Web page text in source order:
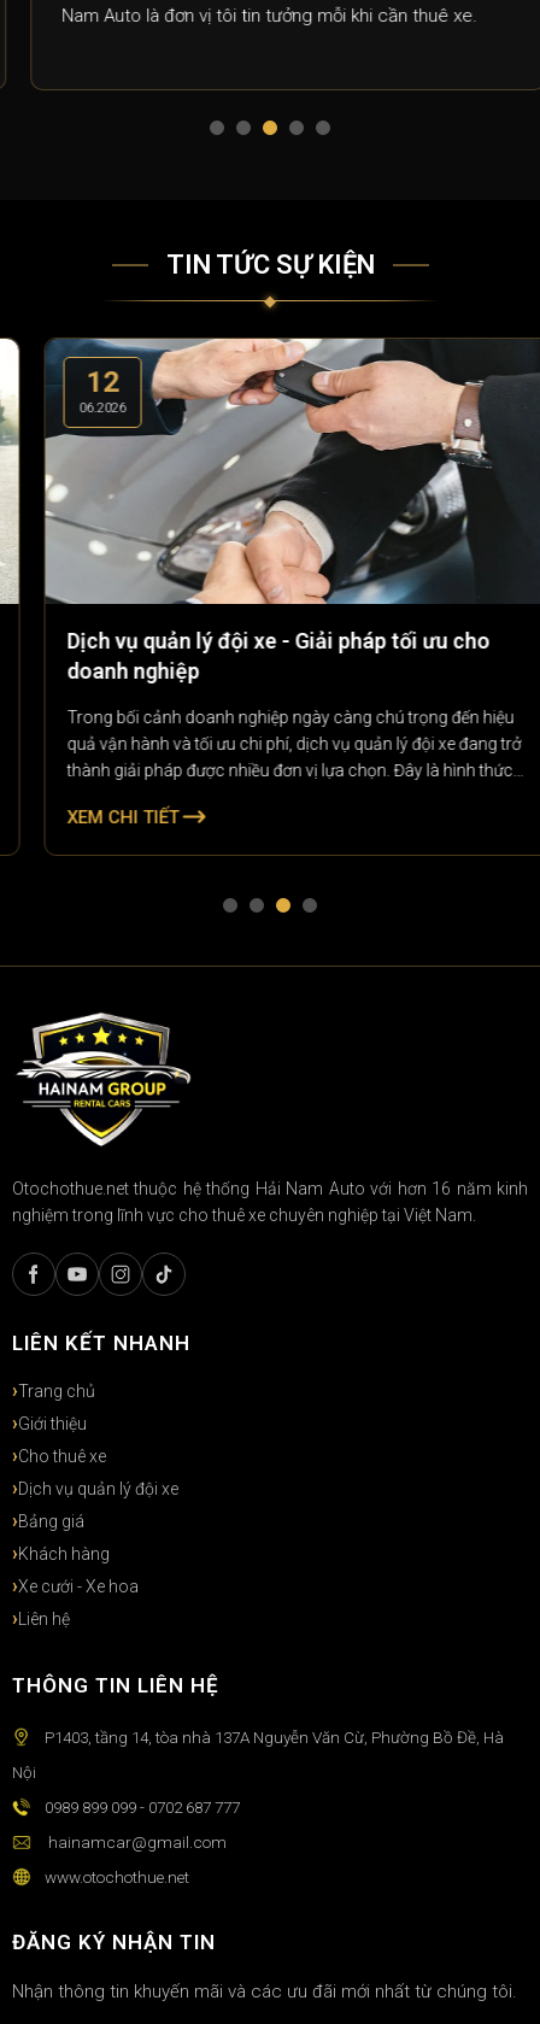
Nam Auto là đơn vị tôi tin tưởng mỗi khi cần thuê xe.
TIN TỨC SỰ KIỆN
12
06.2026
Dịch vụ quản lý đội xe - Giải pháp tối ưu cho
doanh nghiệp
Trong bối cảnh doanh nghiệp ngày càng chú trọng đến hiệu
quả vận hành và tối ưu chi phí, dịch vụ quản lý đội xe đang trở
thành giải pháp được nhiều đơn vị lựa chọn. Đây là hình thức
theo dõi lịch trình, bảo dưỡng, quản lý nhiên liệu đến kiểm soát
chi phí vận hành.
XEM CHI TIẾT
Otochothue.net thuộc hệ thống Hải Nam Auto với hơn 16 năm kinh
nghiệm trong lĩnh vực cho thuê xe chuyên nghiệp tại Việt Nam.
LIÊN KẾT NHANH
Trang chủ
Giới thiệu
Cho thuê xe
Dịch vụ quản lý đội xe
Bảng giá
Khách hàng
Xe cưới - Xe hoa
Liên hệ
THÔNG TIN LIÊN HỆ
P1403, tầng 14, tòa nhà 137A Nguyễn Văn Cừ, Phường Bồ Đề, Hà
Nội
0989 899 099 - 0702 687 777
hainamcar@gmail.com
www.otochothue.net
ĐĂNG KÝ NHẬN TIN
Nhận thông tin khuyến mãi và các ưu đãi mới nhất từ chúng tôi.